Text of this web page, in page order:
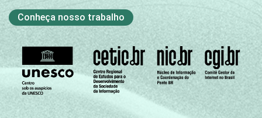
Conheça nosso trabalho